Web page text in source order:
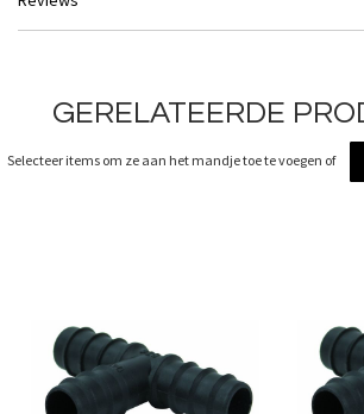
GERELATEERDE
Selecteer items om ze aan het mandje toe te voegen of